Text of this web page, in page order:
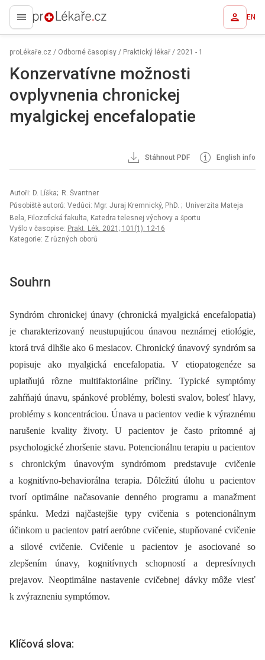
proLékaře.cz EN
proLékaře.cz / Odborné časopisy / Praktický lékař / 2021 - 1
Konzervatívne možnosti
ovplyvnenia chronickej
myalgickej encefalopatie
Stáhnout PDF English info
Autoři: D. Líška; R. Švantner
Působiště autorů: Vedúci: Mgr. Juraj Kremnický, PhD. ; Univerzita Mateja
Bela, Filozofická fakulta, Katedra telesnej výchovy a športu
Vyšlo v časopise: Prakt. Lék. 2021; 101(1): 12-16
Kategorie: Z různých oborů
Souhrn
Syndróm chronickej únavy (chronická myalgická encefalopatia)
je charakterizovaný neustupujúcou únavou neznámej etiológie,
ktorá trvá dlhšie ako 6 mesiacov. Chronický únavový syndróm sa
popisuje ako myalgická encefalopatia. V etiopatogenéze sa
uplatňujú rôzne multifaktoriálne príčiny. Typické symptómy
zahŕňajú únavu, spánkové problémy, bolesti svalov, bolesť hlavy,
problémy s koncentráciou. Únava u pacientov vedie k výraznému
narušenie kvality životy. U pacientov je často prítomné aj
psychologické zhoršenie stavu. Potencionálnu terapiu u pacientov
s chronickým únavovým syndrómom predstavuje cvičenie
a kognitívno-behaviorálna terapia. Dôležitú úlohu u pacientov
tvorí optimálne načasovanie denného programu a manažment
spánku. Medzi najčastejšie typy cvičenia s potencionálnym
účinkom u pacientov patrí aeróbne cvičenie, stupňované cvičenie
a silové cvičenie. Cvičenie u pacientov je asociované so
zlepšením únavy, kognitívnych schopností a depresívnych
prejavov. Neoptimálne nastavenie cvičebnej dávky môže viesť
k zvýrazneniu symptómov.
Klíčová slova: